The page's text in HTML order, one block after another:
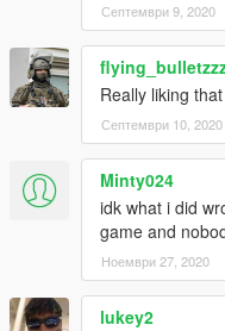
Септември 9, 2020
Really liking
Септември 10, 2020
Minty024
idk what i did
game and
Ноември 27, 2020
lukey2